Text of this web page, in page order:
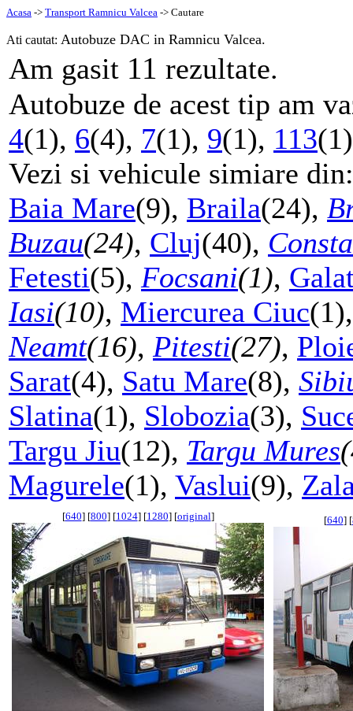
Acasa -> Transport Ramnicu Valcea -> Cautare
Ati cautat: Autobuze DAC in Ramnicu Valcea.
Am gasit 11 rezultate.
Autobuze de acest tip am
4(1), 6(4), 7(1), 9(1), 113
Vezi si vehicule simiare
Baia Mare(9), Braila(24),
Buzau(24), Cluj(40),
Fetesti(5), Focsani(1),
Iasi(10), Miercurea Ciuc
Neamt(16), Pitesti(27),
Sarat(4), Satu Mare(8),
Slatina(1), Slobozia(3),
Targu Jiu(12), Targu Mures
Magurele(1), Vaslui(9),
[640] [800] [1024] [1280] [original] [640] [